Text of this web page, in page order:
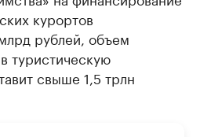
курортов
рублей, объем
туристическую
свыше 1,5 трлн